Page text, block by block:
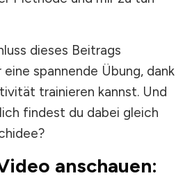
dieses Beitrags
spannende Übung, dank
trainieren kannst. Und
findest du dabei gleich
anschauen: